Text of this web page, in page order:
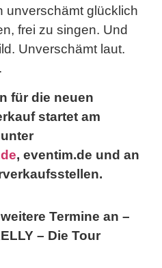
unverschämt glücklich
frei zu singen. Und
Unverschämt laut.
für die neuen
startet am
, eventim.de und an
Termine an –
– Die Tour